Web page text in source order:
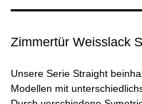
Zimmertür Weisslack
Unsere Serie Straight
Modellen mit